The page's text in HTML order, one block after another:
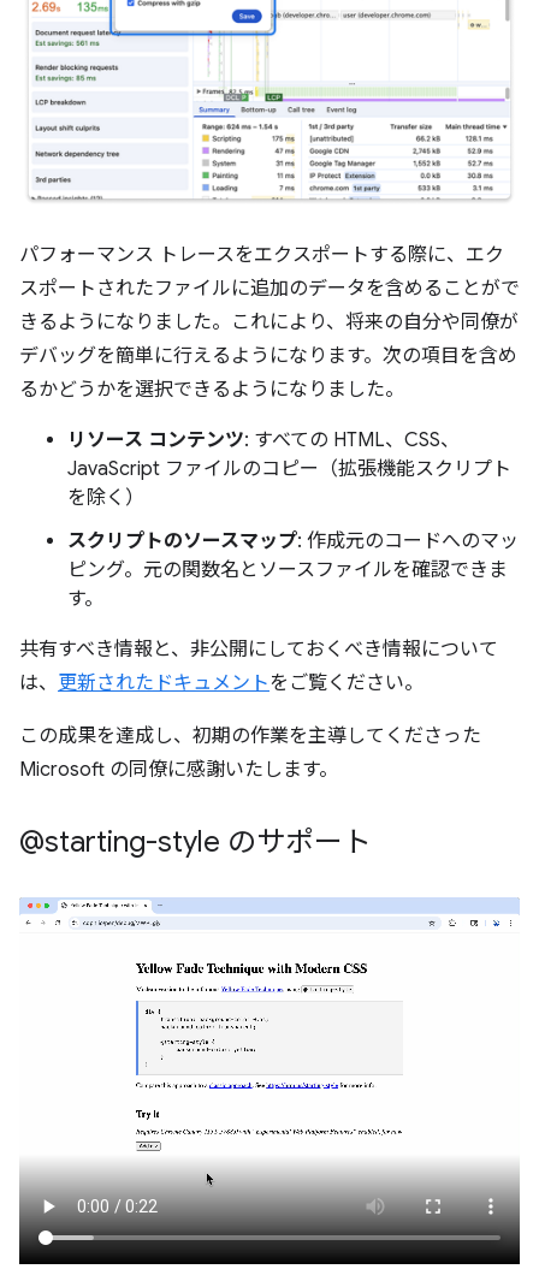
パフォーマンス トレースをエクスポートする際に、エク
スポートされたファイルに追加のデータを含めることがで
きるようになりました。これにより、将来の自分や同僚が
デバッグを簡単に行えるようになります。次の項目を含め
るかどうかを選択できるようになりました。
リソース コンテンツ: すべての HTML、CSS、
JavaScript ファイルのコピー（拡張機能スクリプト
を除く）
スクリプトのソースマップ: 作成元のコードへのマッ
ピング。元の関数名とソースファイルを確認できま
す。
共有すべき情報と、非公開にしておくべき情報について
は、 更新されたドキュメントをご覧ください。
この成果を達成し、初期の作業を主導してくださった
Microsoft の同僚に感謝いたします。
@starting-style のサポート